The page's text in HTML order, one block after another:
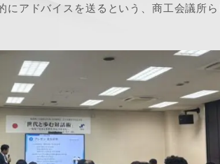
にアドバイスを送るという、商工会議所